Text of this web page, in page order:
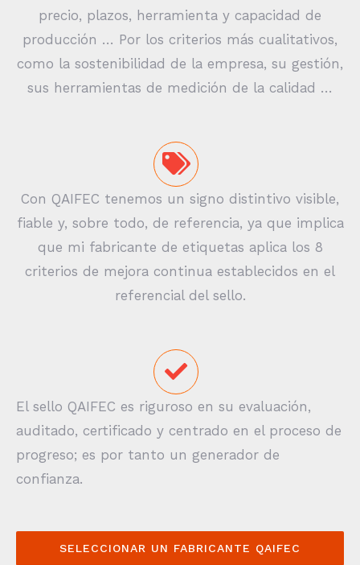
precio, plazos, herramienta y capacidad de
producción … Por los criterios más cualitativos,
como la sostenibilidad de la empresa, su gestión,
sus herramientas de medición de la calidad …
Con QAIFEC tenemos un signo distintivo visible,
fiable y, sobre todo, de referencia, ya que implica
que mi fabricante de etiquetas aplica los 8
criterios de mejora continua establecidos en el
referencial del sello.
El sello QAIFEC es riguroso en su evaluación,
auditado, certificado y centrado en el proceso de
progreso; es por tanto un generador de
confianza.
SELECCIONAR UN FABRICANTE QAIFEC